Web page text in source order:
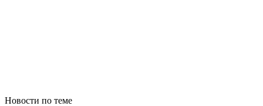
Новости по теме